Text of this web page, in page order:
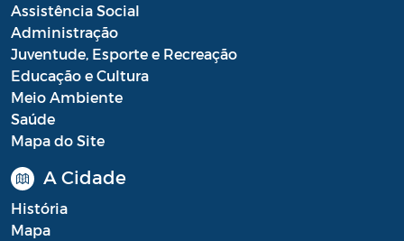
Assistência Social
Administração
Juventude, Esporte e Recreação
Educação e Cultura
Meio Ambiente
Saúde
Mapa do Site
A Cidade
História
Mapa